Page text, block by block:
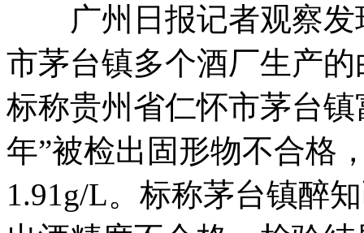
广州日报记者观察发
市茅台镇多个酒厂生产
标称贵州省仁怀市茅台
年”被检出固形物不合格
1.91g/L。标称茅台镇醉